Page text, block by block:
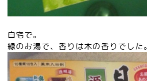
自宅で。
緑のお湯で、香りは木の香りでした。